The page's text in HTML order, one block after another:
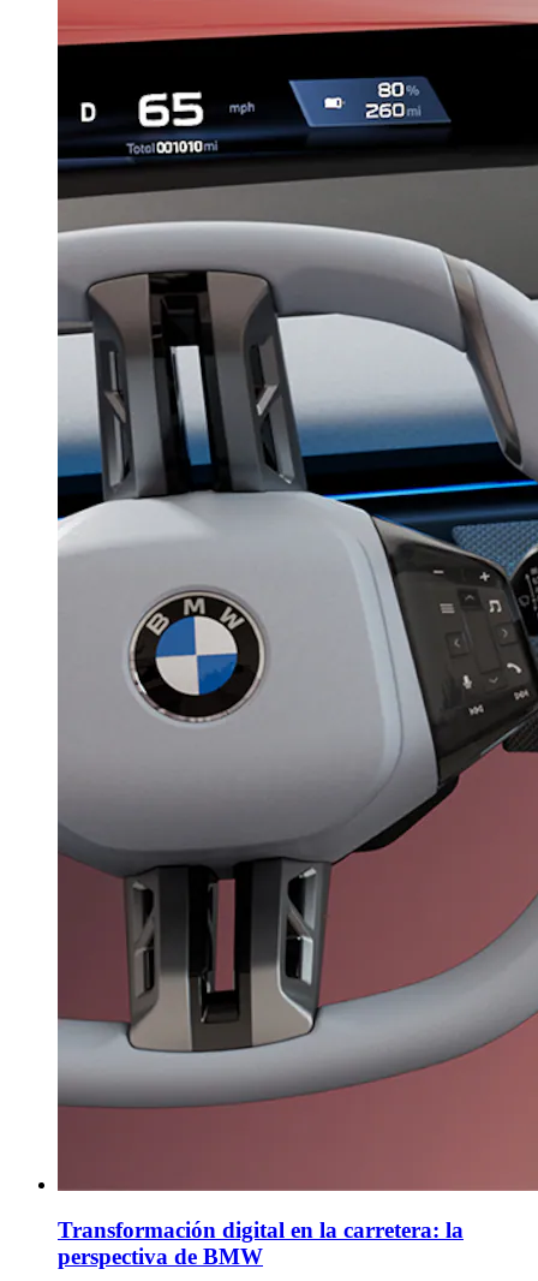
Transformación digital en la carretera: la
perspectiva de BMW